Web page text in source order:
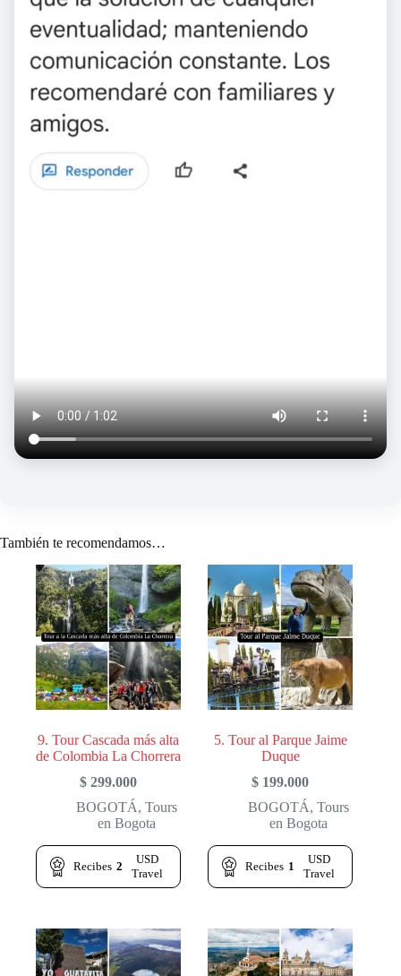
También te recomendamos…
9. Tour Cascada más alta
de Colombia La Chorrera
$ 299.000
BOGOTÁ, Tours
en Bogota
Recibes 2
USD
Travel
5. Tour al Parque Jaime
Duque
$ 199.000
BOGOTÁ, Tours
en Bogota
Recibes 1
USD
Travel